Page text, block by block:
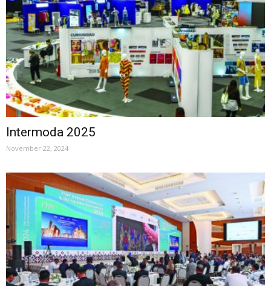
Intermoda 2025
November 22, 2024